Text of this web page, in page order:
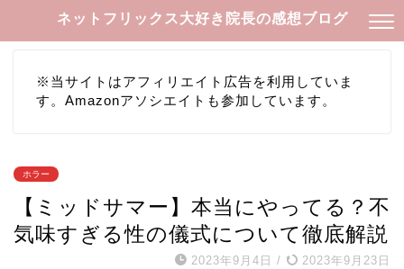
ネットフリックス大好き院長の感想ブログ
※当サイトはアフィリエイト広告を利用していま
す。Amazonアソシエイトも参加しています。
ホラー
【ミッドサマー】本当にやってる？不
気味すぎる性の儀式について徹底解説
2023年9月4日 / 2023年9月23日